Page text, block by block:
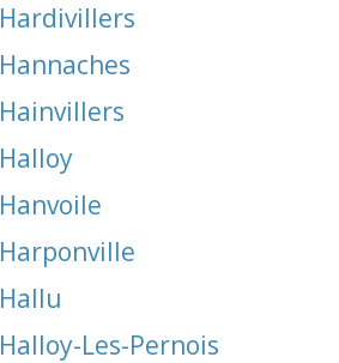
Hardivillers
Hannaches
Hainvillers
Halloy
Hanvoile
Harponville
Hallu
Halloy-Les-Pernois